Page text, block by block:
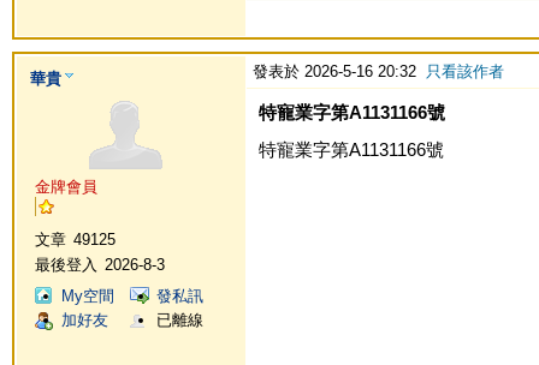
華貴
金牌會員
文章 49125
最後登入
2026-8-3
My空間
發私訊
加好友
已離線
發表於 2026-5-16 20:32 只看該作者
特寵業字第A1131166號
特寵業字第A1131166號